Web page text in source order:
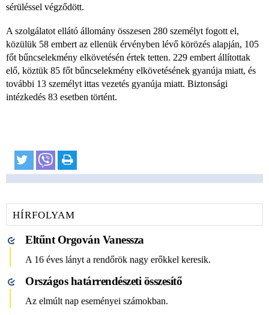
sérüléssel végződött.
A szolgálatot ellátó állomány összesen 280 személyt fogott el,
közülük 58 embert az ellenük érvényben lévő körözés alapján, 105
főt bűncselekmény elkövetésén értek tetten. 229 embert állítottak
elő, köztük 85 főt bűncselekmény elkövetésének gyanúja miatt, és
további 13 személyt ittas vezetés gyanúja miatt. Biztonsági
intézkedés 83 esetben történt.
HÍRFOLYAM
Eltűnt Orgován Vanessza
A 16 éves lányt a rendőrök nagy erőkkel keresik.
Országos határrendészeti összesítő
Az elmúlt nap eseményei számokban.